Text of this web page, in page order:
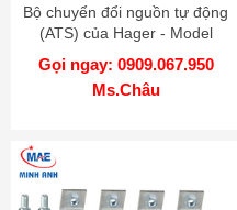
Bộ chuyển đổi nguồn tự động
(ATS) của Hager - Model
HZ162
Gọi ngay: 0909.067.950
Ms.Châu